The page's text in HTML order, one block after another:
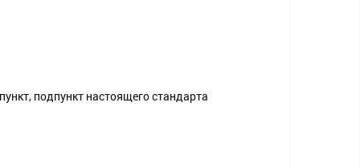
подпункт настоящего стандарта